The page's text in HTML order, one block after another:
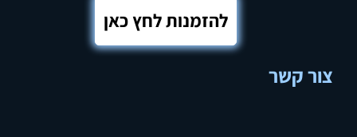
צור קשר
להזמנות לחץ כאן